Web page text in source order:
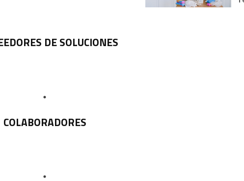
DE SOLUCIONES
COLABORADORES